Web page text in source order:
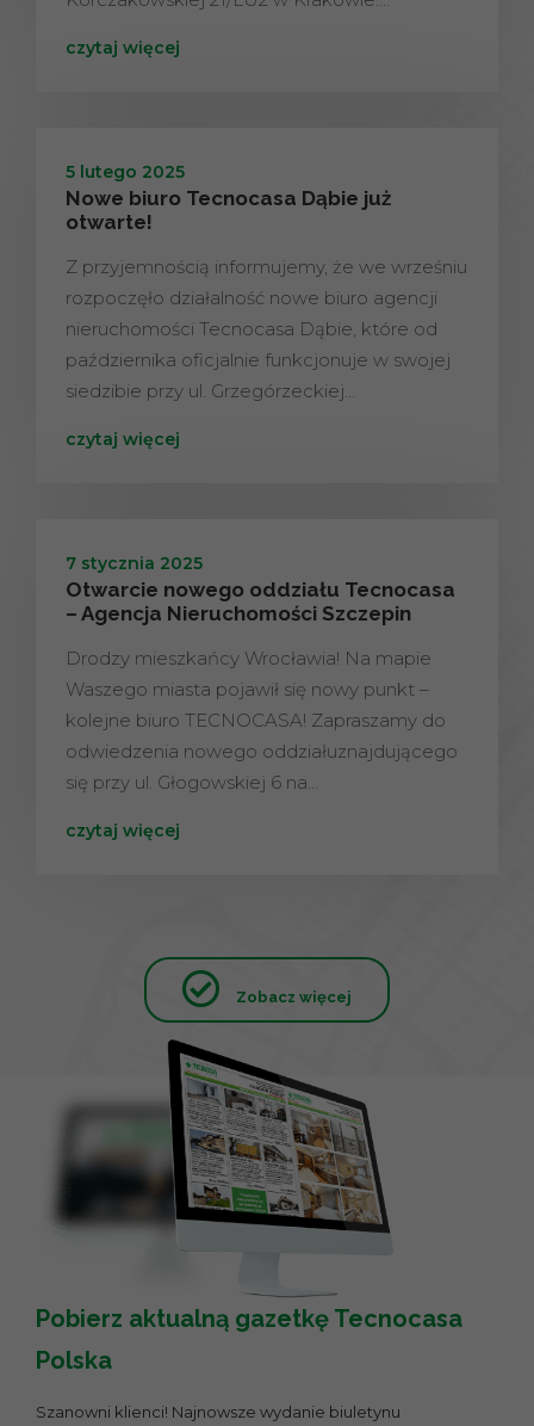
czytaj więcej
5 lutego 2025
Nowe biuro Tecnocasa Dąbie już
otwarte!
Z przyjemnością informujemy, że we wrześniu
rozpoczęło działalność nowe biuro agencji
nieruchomości Tecnocasa Dąbie, które od
października oficjalnie funkcjonuje w swojej
siedzibie przy ul. Grzegórzeckiej…
czytaj więcej
7 stycznia 2025
Otwarcie nowego oddziału Tecnocasa
– Agencja Nieruchomości Szczepin
Drodzy mieszkańcy Wrocławia! Na mapie
Waszego miasta pojawił się nowy punkt –
kolejne biuro TECNOCASA! Zapraszamy do
odwiedzenia nowego oddziałuznajdującego
się przy ul. Głogowskiej 6 na…
czytaj więcej
Zobacz więcej
Pobierz aktualną gazetkę Tecnocasa
Polska
Szanowni klienci! Najnowsze wydanie biuletynu